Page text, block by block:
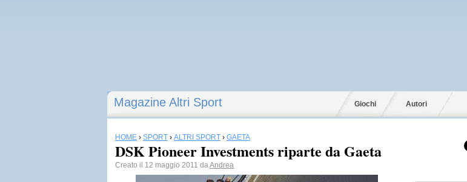
Magazine Altri Sport Giochi Autori
HOME › SPORT › ALTRI SPORT › GAETA
DSK Pioneer Investments riparte da Gaeta
Creato il 12 maggio 2011 daAndrea